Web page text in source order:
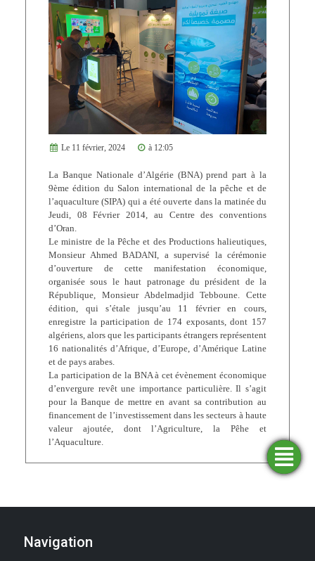
Le 11 février, 2024 à 12:05
La Banque Nationale d’Algérie (BNA) prend part à la
9ème édition du Salon international de la pêche et de
l’aquaculture (SIPA) qui a été ouverte dans la matinée du
Jeudi, 08 Février 2014, au Centre des conventions
d’Oran.
Le ministre de la Pêche et des Productions halieutiques,
Monsieur Ahmed BADANI, a supervisé la cérémonie
d’ouverture de cette manifestation économique,
organisée sous le haut patronage du président de la
République, Monsieur Abdelmadjid Tebboune. Cette
édition, qui s’étale jusqu’au 11 février en cours,
enregistre la participation de 174 exposants, dont 157
algériens, alors que les participants étrangers représentent
16 nationalités d’Afrique, d’Europe, d’Amérique Latine
et de pays arabes.
La participation de la BNA à cet évènement économique
d’envergure revêt une importance particulière. Il s’agit
pour la Banque de mettre en avant sa contribution au
financement de l’investissement dans les secteurs à haute
valeur ajoutée, dont l’Agriculture, la Pêhe et
l’Aquaculture.
Navigation
Trouver
une
agence
Demander
un
financement
Simulateurs
Ouvrir
un
compte